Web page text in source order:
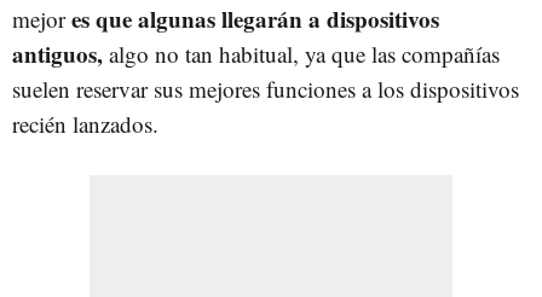
mejores que algunas llegarán a dispositivos
antiguos, algo no tan habitual, ya que las compañías
suelen reservar sus mejores funciones a los dispositivos
recién lanzados.